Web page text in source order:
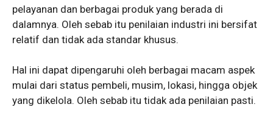
pelayanan dan berbagai produk yang berada di
dalamnya. Oleh sebab itu penilaian industri ini bersifat
relatif dan tidak ada standar khusus.
Hal ini dapat dipengaruhi oleh berbagai macam aspek
mulai dari status pembeli, musim, lokasi, hingga objek
yang dikelola. Oleh sebab itu tidak ada penilaian pasti.